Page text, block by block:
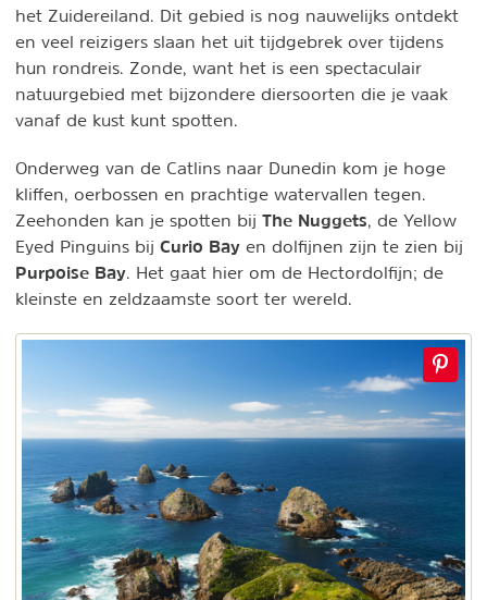
het Zuidereiland. Dit gebied is nog nauwelijks ontdekt
en veel reizigers slaan het uit tijdgebrek over tijdens
hun rondreis. Zonde, want het is een spectaculair
natuurgebied met bijzondere diersoorten die je vaak
vanaf de kust kunt spotten.
Onderweg van de Catlins naar Dunedin kom je hoge
kliffen, oerbossen en prachtige watervallen tegen.
Zeehonden kan je spotten bij The Nuggets, de Yellow
Eyed Pinguins bij Curio Bay en dolfijnen zijn te zien bij
Purpoise Bay. Het gaat hier om de Hectordolfijn; de
kleinste en zeldzaamste soort ter wereld.